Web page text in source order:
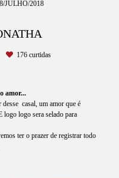
JULHO/2018
176 curtidas
amor...
casal, um amor que é
logo logo sera selado para
ter o prazer de registrar todo